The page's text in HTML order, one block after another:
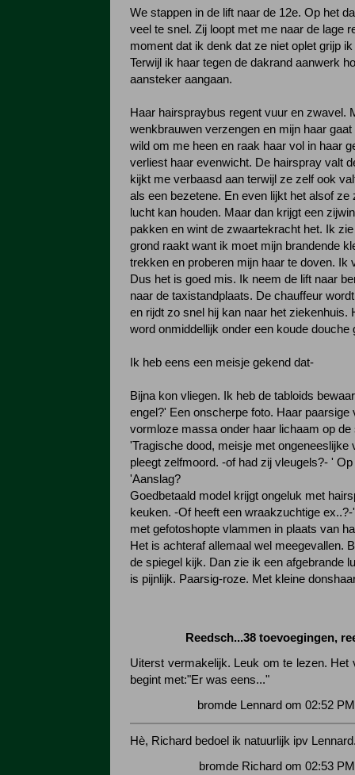
We stappen in de lift naar de 12e. Op het
veel te snel. Zij loopt met me naar de lage
moment dat ik denk dat ze niet oplet grijp
Terwijl ik haar tegen de dakrand aanwerk
aansteker aangaan.
Haar hairspraybus regent vuur en zwavel.
wenkbrauwen verzengen en mijn haar
wild om me heen en raak haar vol in haar
verliest haar evenwicht. De hairspray valt
kijkt me verbaasd aan terwijl ze zelf ook
als een bezetene. En even lijkt het alsof ze
lucht kan houden. Maar dan krijgt een
pakken en wint de zwaartekracht het. Ik
grond raakt want ik moet mijn brandende
trekken en proberen mijn haar te doven. Ik
Dus het is goed mis. Ik neem de lift naar
naar de taxistandplaats. De chauffeur
en rijdt zo snel hij kan naar het ziekenhuis.
word onmiddellijk onder een koude douche
Ik heb eens een meisje gekend dat-
Bijna kon vliegen. Ik heb de tabloids
engel?' Een onscherpe foto. Haar paarsige
vormloze massa onder haar lichaam op de
'Tragische dood, meisje met ongeneeslijke
pleegt zelfmoord. -of had zij vleugels?- '
'Aanslag?
Goedbetaald model krijgt ongeluk met
keuken. -Of heeft een wraakzuchtige
met gefotoshopte vlammen in plaats van
Het is achteraf allemaal wel meegevallen.
de spiegel kijk. Dan zie ik een afgebrande
is pijnlijk. Paarsig-roze. Met kleine
Reedsch...38 toevoegingen,
Uiterst vermakelijk. Leuk om te lezen. Het
begint met:"Er was eens..."
bromde Lennard om 02:52
Hè, Richard bedoel ik natuurlijk ipv
bromde Richard om 02:53